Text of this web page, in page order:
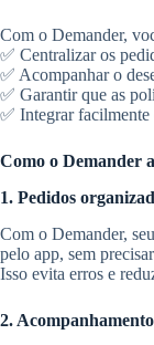
Com o Demander,
✅ Centralizar os
✅ Acompanhar o
✅ Garantir que as
✅ Integrar facilmente
Como o Demander
1. Pedidos
Com o Demander,
pelo app, sem
Isso evita erros e
2.